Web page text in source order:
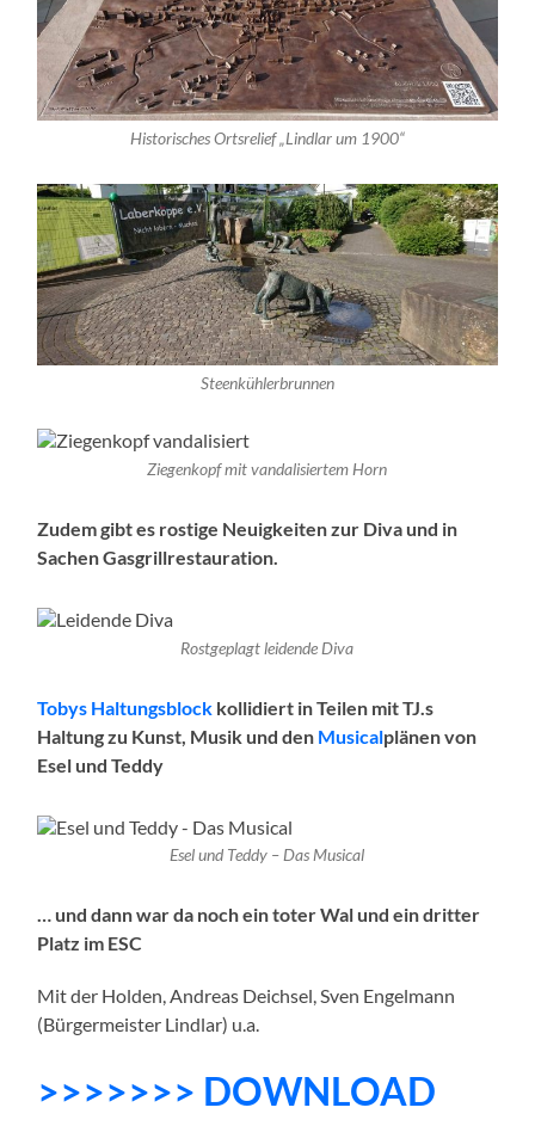
Historisches Ortsrelief „Lindlar um 1900“
Steenkühlerbrunnen
Ziegenkopf mit vandalisiertem Horn
Zudem gibt es rostige Neuigkeiten zur Diva und in
Sachen Gasgrillrestauration.
Rostgeplagt leidende Diva
Tobys Haltungsblock kollidiert in Teilen mit TJ.s
Haltung zu Kunst, Musik und den Musicalplänen von
Esel und Teddy
Esel und Teddy – Das Musical
… und dann war da noch ein toter Wal und ein dritter
Platz im ESC
Mit der Holden, Andreas Deichsel, Sven Engelmann
(Bürgermeister Lindlar) u.a.
>>>>>>> DOWNLOAD